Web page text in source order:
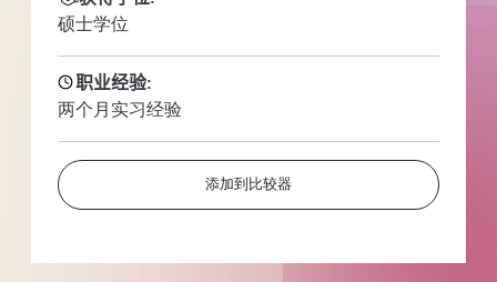
硕士学位
职业经验:
两个月实习经验
添加到比较器